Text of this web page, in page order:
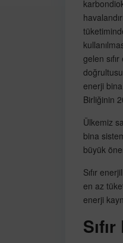
gelen
enerji
Birliğinin
Ülkemiz
bina
büyük
Sıfır
en az
enerji